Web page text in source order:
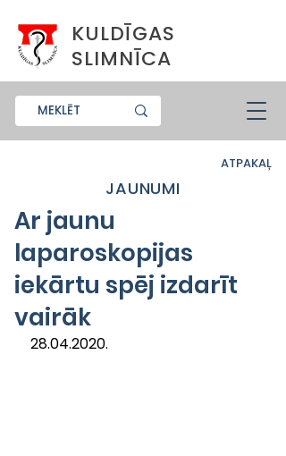
KULDĪGAS
SLIMNĪCA
ATPAKAĻ
JAUNUMI
Ar jaunu
laparoskopijas
iekārtu spēj izdarīt
vairāk
28.04.2020.